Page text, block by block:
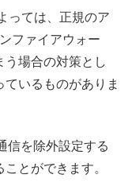
っては、正規のア
ファイアウォー
う場合の対策とし
いるものがありま
信を除外設定する
とができます。